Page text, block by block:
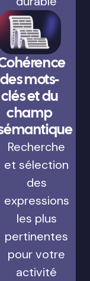
des mots-
clés et du
champ
Recherche
et sélection
des
expressions
les plus
pertinentes
pour votre
activité